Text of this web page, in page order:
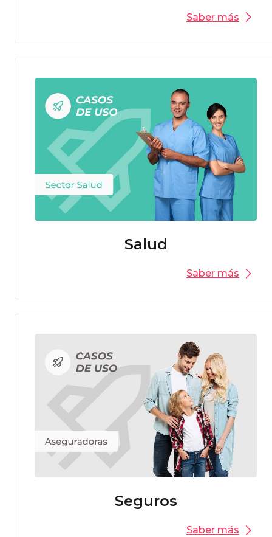
Saber más
Salud
Saber más
Seguros
Saber más